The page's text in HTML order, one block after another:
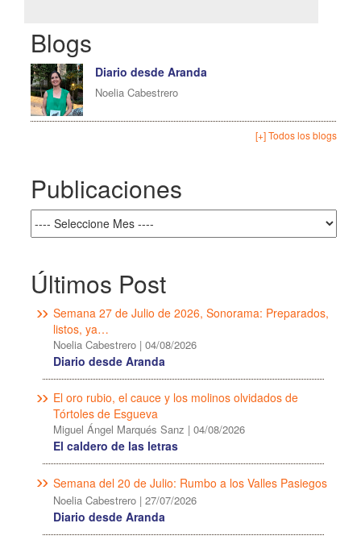
Blogs
Diario desde Aranda
Noelia Cabestrero
[+] Todos los blogs
Publicaciones
Últimos Post
Semana 27 de Julio de 2026, Sonorama: Preparados,
listos, ya…
Noelia Cabestrero | 04/08/2026
Diario desde Aranda
El oro rubio, el cauce y los molinos olvidados de
Tórtoles de Esgueva
Miguel Ángel Marqués Sanz | 04/08/2026
El caldero de las letras
Semana del 20 de Julio: Rumbo a los Valles Pasiegos
Noelia Cabestrero | 27/07/2026
Diario desde Aranda